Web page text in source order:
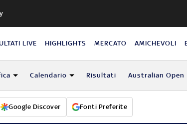
LIVE HIGHLIGHTS MERCATO AMICHEVOLI
Calendario Risultati Australian Open
Google Discover Fonti Preferite